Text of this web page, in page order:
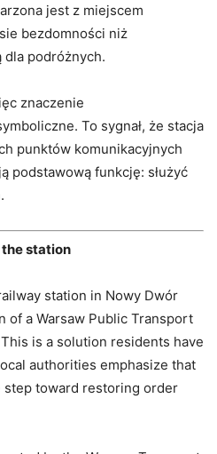
jest z miejscem
bezdomności niż
podróżnych.
znaczenie
To sygnał, że stacja
punktów komunikacyjnych
podstawową funkcję: służyć
station
station in Nowy Dwór
of a Warsaw Public Transport
is a solution residents have
authorities emphasize that
toward restoring order